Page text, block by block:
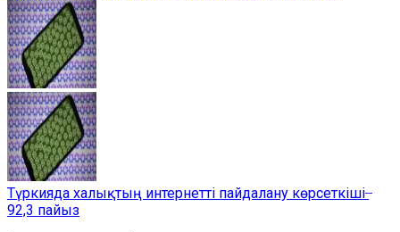
Түркияда халықтың интернетті пайдалану көрсеткіші ̶
92,3 пайыз